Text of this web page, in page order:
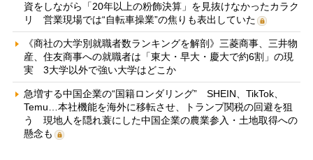
資をしながら「20年以上の粉飾決算」を見抜けなかったカラク
リ 営業現場では“自転車操業”の焦りも表出していた
《商社の大学別就職者数ランキングを解剖》三菱商事、三井物
産、住友商事への就職者は「東大・早大・慶大で約6割」の現
実 3大学以外で強い大学はどこか
急増する中国企業の“国籍ロンダリング” SHEIN、TikTok、
Temu…本社機能を海外に移転させ、トランプ関税の回避を狙
う 現地人を隠れ蓑にした中国企業の農業参入・土地取得への
懸念も